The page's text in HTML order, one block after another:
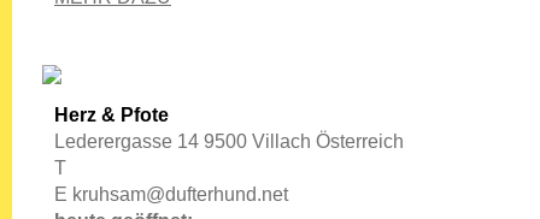
Herz & Pfote
Lederergasse 14 9500 Villach Österreich
T
E kruhsam@dufterhund.net